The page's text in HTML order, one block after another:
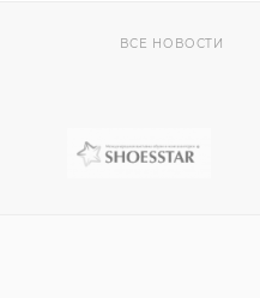
ВСЕ НОВОСТИ